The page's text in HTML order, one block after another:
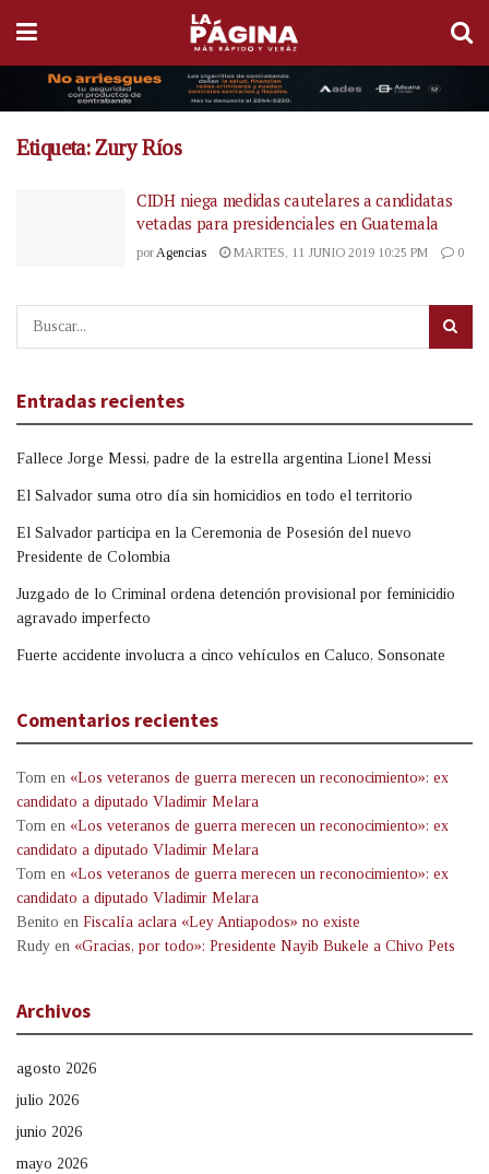
Etiqueta:Zury Ríos
CIDH niega medidas cautelares a candidatas
vetadas para presidenciales en Guatemala
por Agencias MARTES, 11 JUNIO 2019 10:25 PM 0
Entradas recientes
Fallece Jorge Messi, padre de la estrella argentina Lionel Messi
El Salvador suma otro día sin homicidios en todo el territorio
El Salvador participa en la Ceremonia de Posesión del nuevo
Presidente de Colombia
Juzgado de lo Criminal ordena detención provisional por feminicidio
agravado imperfecto
Fuerte accidente involucra a cinco vehículos en Caluco, Sonsonate
Comentarios recientes
Tom en «Los veteranos de guerra merecen un reconocimiento»: ex
candidato a diputado Vladimir Melara
Tom en «Los veteranos de guerra merecen un reconocimiento»: ex
candidato a diputado Vladimir Melara
Tom en «Los veteranos de guerra merecen un reconocimiento»: ex
candidato a diputado Vladimir Melara
Benito en Fiscalía aclara «Ley Antiapodos» no existe
Rudy en «Gracias, por todo»: Presidente Nayib Bukele a Chivo Pets
Archivos
agosto 2026
julio 2026
junio 2026
mayo 2026